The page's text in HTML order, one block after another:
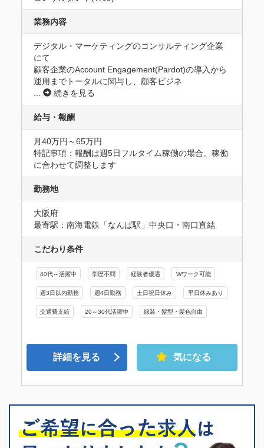
業務内容
デジタル・マーケティングのコンサルティング企業
にて
顧客企業のAccount Engagement(Pardot)の導入から
運用までトータルに関与し、顧客ビジネ
続きを見る
給与・報酬
月40万円～65万円
特記事項：報酬は週5日フルタイム稼働の場合。稼働
に合わせて調整します
勤務地
大阪府
最寄駅：南海電鉄「なんば駅」中央口・南口直結
こだわり条件
40代～活躍中 学歴不問 経験者優遇 Wワーク可能
週3日以内勤務 週4日勤務 土日祝日休み 平日休みあり
交通費支給 20～30代活躍中 服装・髪型・髪色自由
詳細を見る 気になる